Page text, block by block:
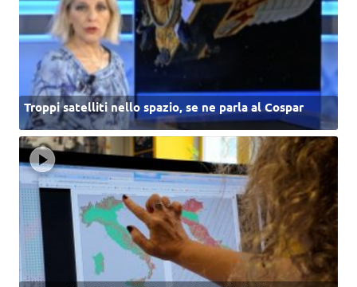
Troppi satelliti nello spazio, se ne parla al Cospar